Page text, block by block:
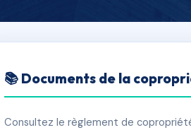
LA
📍 28 r de la houblonniere 67370
📚 Documents de la
Consultez le règlement de